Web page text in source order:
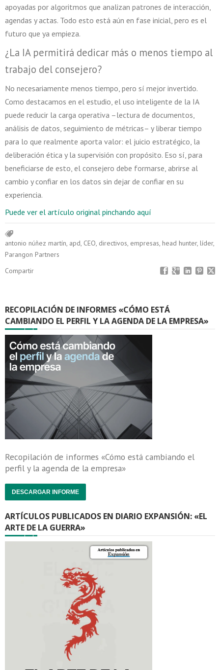
apoyadas por algoritmos que analizan patrones de interacción,
agendas y actas. Todo esto está aún en fase inicial, pero es el
futuro que ya empieza.
¿La IA permitirá dedicar más o menos tiempo al
trabajo del consejero?
No necesariamente menos tiempo, pero sí mejor invertido.
Como destacamos en el estudio, el uso inteligente de la IA
puede reducir la carga operativa –lectura de documentos,
análisis de datos, seguimiento de métricas– y liberar tiempo
para lo que realmente aporta valor: el juicio estratégico, la
deliberación ética y la supervisión con propósito. Eso sí, para
beneficiarse de esto, el consejero debe formarse, abrirse al
cambio y confiar en los datos sin dejar de confiar en su
experiencia.
Puede ver el artículo original pinchando aquí
antonio núñez martín, apd, CEO, directivos, empresas, head hunter, líder,
Parangon Partners
Compartir
RECOPILACIÓN DE INFORMES «CÓMO ESTÁ
CAMBIANDO EL PERFIL Y LA AGENDA DE LA EMPRESA»
Recopilación de informes «Cómo está cambiando el
perfil y la agenda de la empresa»
DESCARGAR INFORME
ARTÍCULOS PUBLICADOS EN DIARIO EXPANSIÓN: «EL
ARTE DE LA GUERRA»